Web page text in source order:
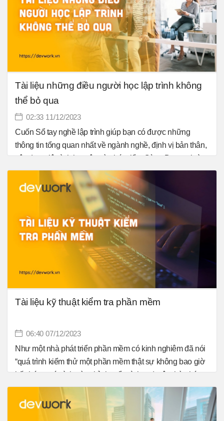
Tài liệu những điều người học lập trình không
thể bỏ qua
02:33 11/12/2023
Cuốn Sổ tay nghề lập trình giúp bạn có được những
thông tin tổng quan nhất về ngành nghề, định vị bản thân,
xây dựng lộ trình học tập và phát triển. Cùng Devwork tìm
hiểu sâu hơn về kiến thức lập trình dành người học lập
trình nha.
Tài liệu kỹ thuật kiểm tra phần mềm
06:40 07/12/2023
Như một nhà phát triển phần mềm có kinh nghiêm đã nói
“quá trình kiểm thử một phần mềm thật sự không bao giờ
kết thúc, quá trình này chỉ chuyển từ bạn ( một nhà phát
triển phần mềm) sang một người khác( khách hàng). Và
mỗi khi khách hàng sử dụng chương trình, thì quá trình
này lại tiếp diễn. Nhưng bằng cách áp dụng các quá trình